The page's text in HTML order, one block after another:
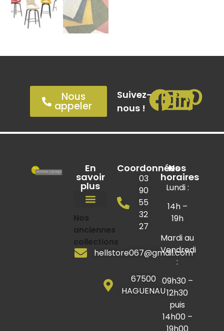
Nous
appeler
Suivez-
nous !
En
savoir
plus
Nos
anciennes
collections
Coordonnées
03
90
55
32
27
hellstore067@gmail.com
67500
HAGUENAU
Nos
horaires
Lundi :
14h –
19h
Mardi au
Vendredi
:
09h30 –
12h30
puis
14h00 –